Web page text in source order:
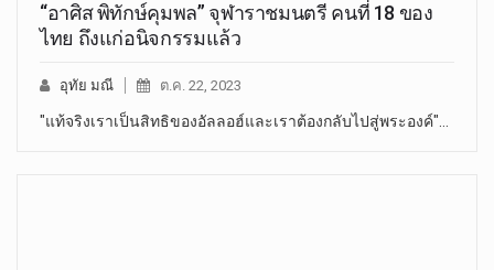
“อาศิส พิทักษ์คุมพล” จุฬาราชมนตรี คนที่ 18 ของ
ไทย ถึงแก่อนิจกรรมแล้ว
อุทัย มณี ต.ค. 22, 2023
"แท้จริงเราเป็นสิทธิของอัลลอฮ์และเราต้องกลับไปสู่พระองค์"…